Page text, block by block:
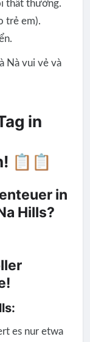
thất thường.
trẻ em).
Nà vui vẻ và
in
📋📋
in
Hills?
es nur etwa